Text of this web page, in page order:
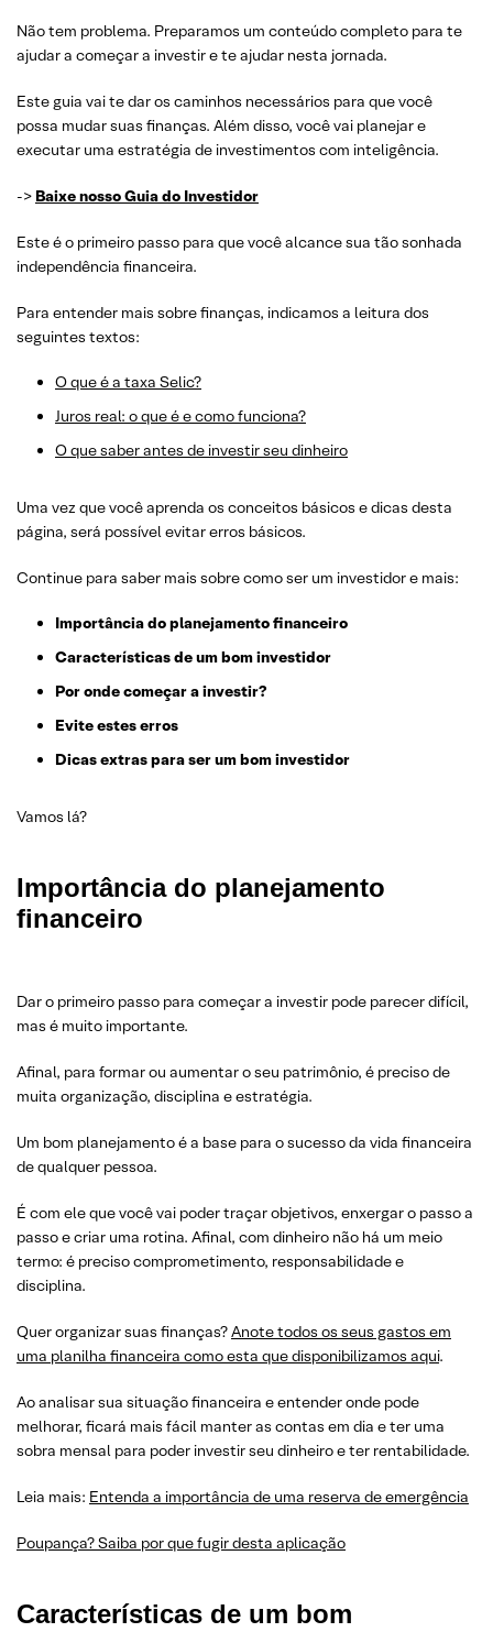
Não tem problema. Preparamos um conteúdo completo para te
ajudar a começar a investir e te ajudar nesta jornada.
Este guia vai te dar os caminhos necessários para que você
possa mudar suas finanças. Além disso, você vai planejar e
executar uma estratégia de investimentos com inteligência.
-> Baixe nosso Guia do Investidor
Este é o primeiro passo para que você alcance sua tão sonhada
independência financeira.
Para entender mais sobre finanças, indicamos a leitura dos
seguintes textos:
O que é a taxa Selic?
Juros real: o que é e como funciona?
O que saber antes de investir seu dinheiro
Uma vez que você aprenda os conceitos básicos e dicas desta
página, será possível evitar erros básicos.
Continue para saber mais sobre como ser um investidor e mais:
Importância do planejamento financeiro
Características de um bom investidor
Por onde começar a investir?
Evite estes erros
Dicas extras para ser um bom investidor
Vamos lá?
Importância do planejamento
financeiro
Dar o primeiro passo para começar a investir pode parecer difícil,
mas é muito importante.
Afinal, para formar ou aumentar o seu patrimônio, é preciso de
muita organização, disciplina e estratégia.
Um bom planejamento é a base para o sucesso da vida financeira
de qualquer pessoa.
É com ele que você vai poder traçar objetivos, enxergar o passo a
passo e criar uma rotina. Afinal, com dinheiro não há um meio
termo: é preciso comprometimento, responsabilidade e
disciplina.
Quer organizar suas finanças?Anote todos os seus gastos em
uma planilha financeira como esta que disponibilizamos aqui.
Ao analisar sua situação financeira e entender onde pode
melhorar, ficará mais fácil manter as contas em dia e ter uma
sobra mensal para poder investir seu dinheiro e ter rentabilidade.
Leia mais: Entenda a importância de uma reserva de emergência
Poupança? Saiba por que fugir desta aplicação
Características de um bom